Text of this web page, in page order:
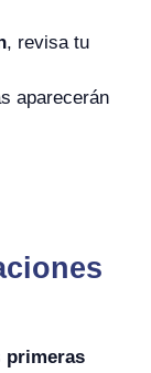
, revisa tu
aparecerán
primeras